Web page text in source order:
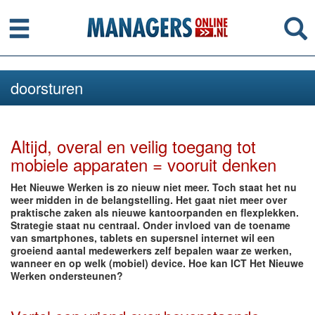
Menu
doorsturen
Altijd, overal en veilig toegang tot
mobiele apparaten = vooruit denken
Het Nieuwe Werken is zo nieuw niet meer. Toch staat het nu
weer midden in de belangstelling. Het gaat niet meer over
praktische zaken als nieuwe kantoorpanden en flexplekken.
Strategie staat nu centraal. Onder invloed van de toename
van smartphones, tablets en supersnel internet wil een
groeiend aantal medewerkers zelf bepalen waar ze werken,
wanneer en op welk (mobiel) device. Hoe kan ICT Het Nieuwe
Werken ondersteunen?